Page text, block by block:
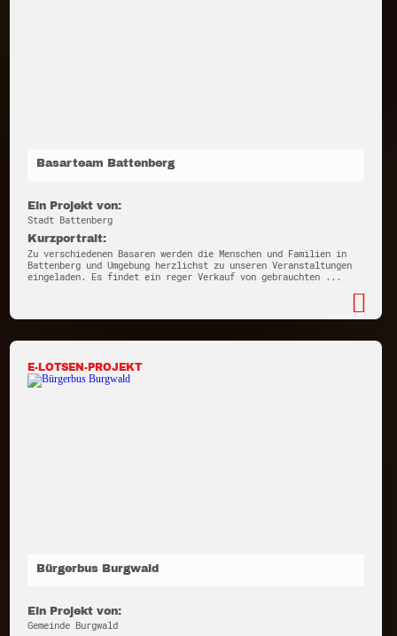
Basarteam Battenberg
Ein Projekt von:
Stadt Battenberg
Kurzportrait:
Zu verschiedenen Basaren werden die Menschen und Familien in
Battenberg und Umgebung herzlichst zu unseren Veranstaltungen
eingeladen. Es findet ein reger Verkauf von gebrauchten ...
E-LOTSEN-PROJEKT
Bürgerbus Burgwald
Ein Projekt von:
Gemeinde Burgwald